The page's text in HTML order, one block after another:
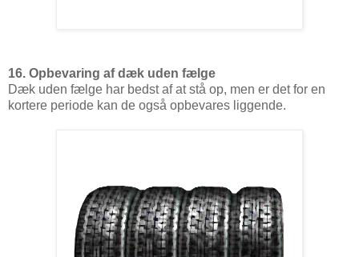
16. Opbevaring af dæk uden fælge
Dæk uden fælge har bedst af at stå op, men er det for en
kortere periode kan de også opbevares liggende.